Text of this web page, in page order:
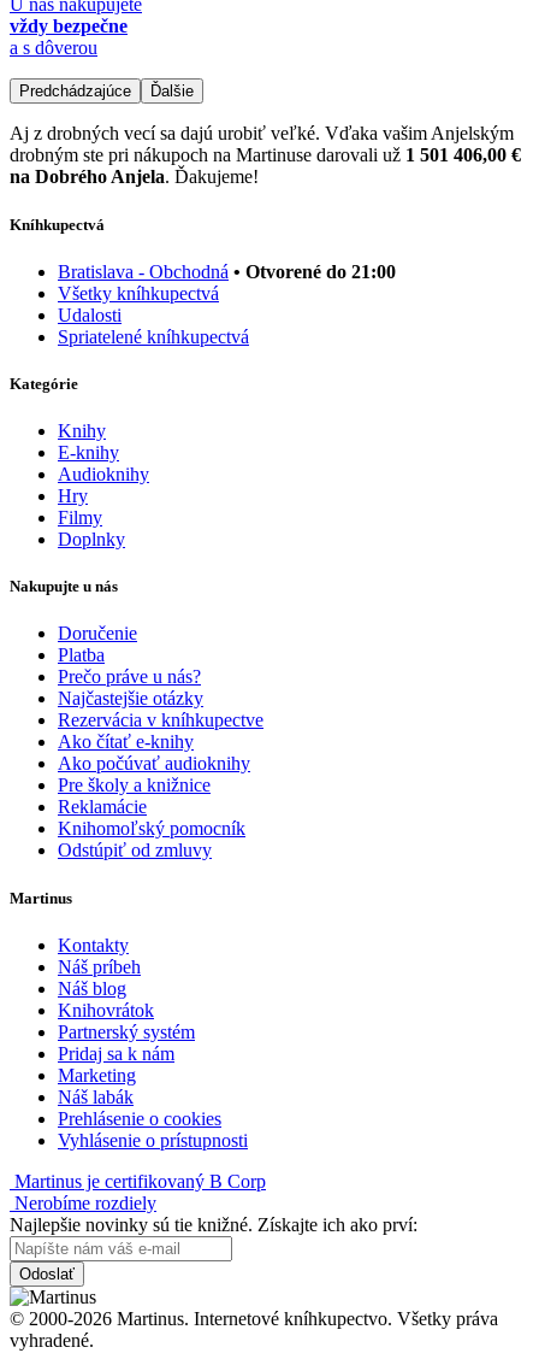
U nás nakupujete
vždy bezpečne
a s dôverou
Predchádzajúce Ďalšie
Aj z drobných vecí sa dajú urobiť veľké. Vďaka vašim Anjelským
drobným ste pri nákupoch na Martinuse darovali už 1 501 406,00 €
na Dobrého Anjela. Ďakujeme!
Kníhkupectvá
Bratislava - Obchodná • Otvorené do 21:00
Všetky kníhkupectvá
Udalosti
Spriatelené kníhkupectvá
Kategórie
Knihy
E-knihy
Audioknihy
Hry
Filmy
Doplnky
Nakupujte u nás
Doručenie
Platba
Prečo práve u nás?
Najčastejšie otázky
Rezervácia v kníhkupectve
Ako čítať e-knihy
Ako počúvať audioknihy
Pre školy a knižnice
Reklamácie
Knihomoľský pomocník
Odstúpiť od zmluvy
Martinus
Kontakty
Náš príbeh
Náš blog
Knihovrátok
Partnerský systém
Pridaj sa k nám
Marketing
Náš labák
Prehlásenie o cookies
Vyhlásenie o prístupnosti
Martinus je certifikovaný B Corp
Nerobíme rozdiely
Najlepšie novinky sú tie knižné. Získajte ich ako prví:
Odoslať
© 2000-2026 Martinus. Internetové kníhkupectvo. Všetky práva
vyhradené.